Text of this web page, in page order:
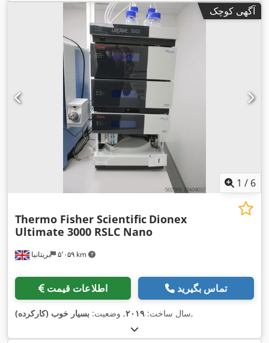
آگهی کوچک
1 / 6
بریتانیا ۵٬۰۵۹ km
Thermo Fisher Scientific Dionex
Ultimate 3000 RSLC Nano
اطلاعات قیمت تماس بگیرید
سال ساخت: ۲۰۱۹, وضعیت: بسیار خوب (کارکرده) ,